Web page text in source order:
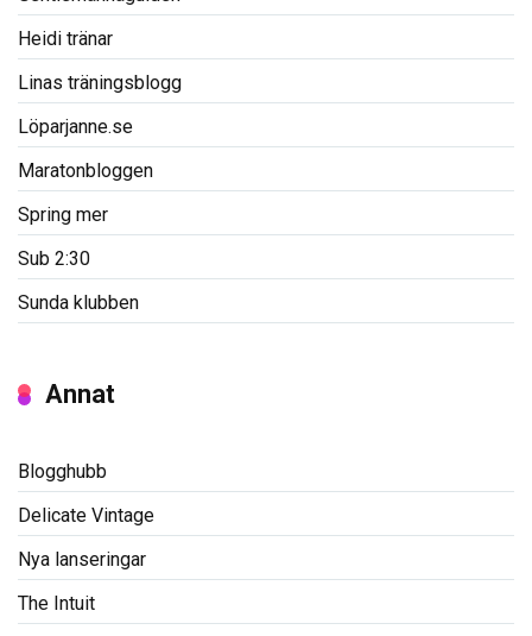
Heidi tränar
Linas träningsblogg
Löparjanne.se
Maratonbloggen
Spring mer
Sub 2:30
Sunda klubben
Annat
Blogghubb
Delicate Vintage
Nya lanseringar
The Intuit